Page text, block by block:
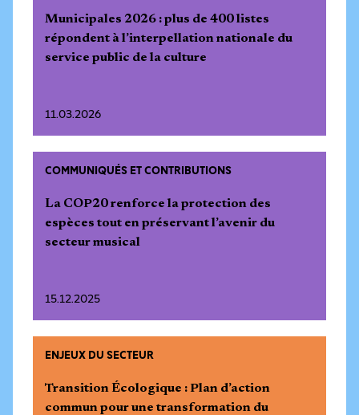
Municipales 2026 : plus de 400 listes
répondent à l’interpellation nationale du
service public de la culture
11.03.2026
COMMUNIQUÉS ET CONTRIBUTIONS
La COP20 renforce la protection des
espèces tout en préservant l’avenir du
secteur musical
15.12.2025
ENJEUX DU SECTEUR
Transition Écologique : Plan d’action
commun pour une transformation du